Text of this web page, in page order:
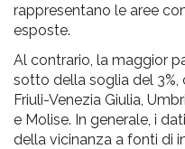
rappresentano le aree
esposte.
Al contrario, la maggior
sotto della soglia del 3%,
Friuli-Venezia Giulia,
e Molise. In generale, i
della vicinanza a fonti di